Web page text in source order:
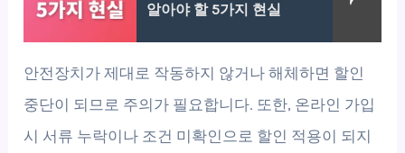
알아야 할 5가지 현실
안전장치가 제대로 작동하지 않거나 해체하면 할인
중단이 되므로 주의가 필요합니다. 또한, 온라인 가입
시 서류 누락이나 조건 미확인으로 할인 적용이 되지